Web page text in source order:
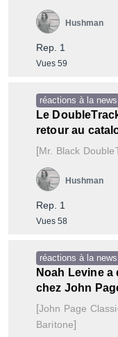
Rep. 1
Vues 59
Hushman
réactions à la news
Le
retour au
[Mr. Black
Rep. 1
Vues 58
Hushman
réactions à la news
Noah Levine
chez John
[John Page
Baritone]